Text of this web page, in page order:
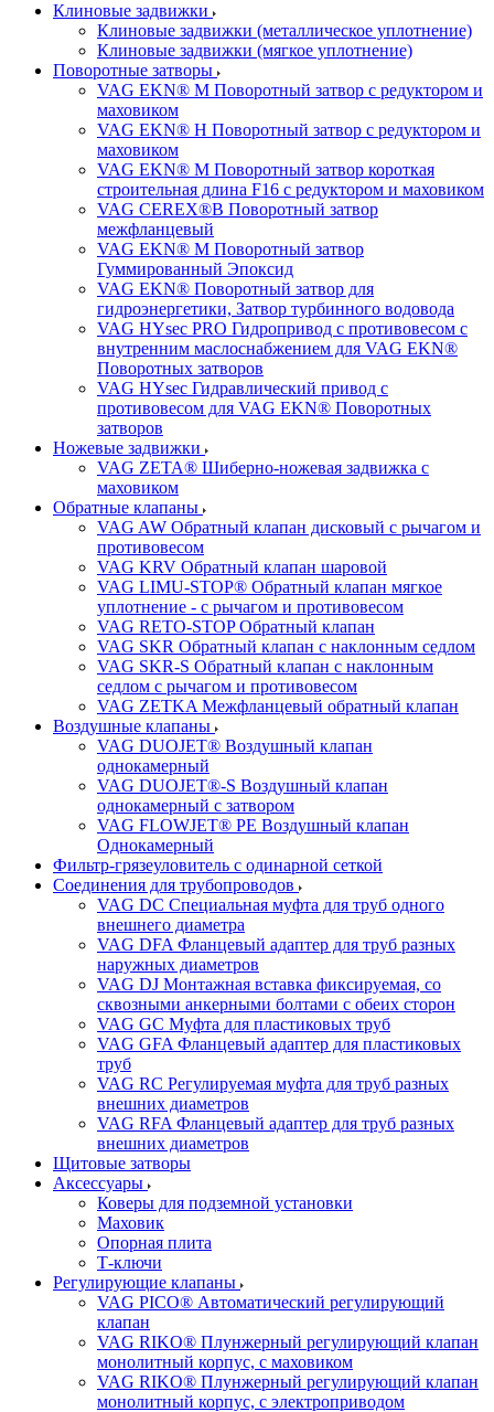
Клиновые задвижки
Клиновые задвижки (металлическое уплотнение)
Клиновые задвижки (мягкое уплотнение)
Поворотные затворы
VAG EKN® M Поворотный затвор с редуктором и
маховиком
VAG EKN® H Поворотный затвор с редуктором и
маховиком
VAG EKN® M Поворотный затвор короткая
строительная длина F16 с редуктором и маховиком
VAG CEREX®B Поворотный затвор
межфланцевый
VAG EKN® M Поворотный затвор
Гуммированный Эпоксид
VAG EKN® Поворотный затвор для
гидроэнергетики, Затвор турбинного водовода
VAG HYsec PRO Гидропривод с противовесом с
внутренним маслоснабжением для VAG EKN®
Поворотных затворов
VAG HYsec Гидравлический привод с
противовесом для VAG EKN® Поворотных
затворов
Ножевые задвижки
VAG ZETA® Шиберно-ножевая задвижка с
маховиком
Обратные клапаны
VAG AW Обратный клапан дисковый с рычагом и
противовесом
VAG KRV Обратный клапан шаровой
VAG LIMU-STOP® Обратный клапан мягкое
уплотнение - с рычагом и противовесом
VAG RETO-STOP Обратный клапан
VAG SKR Обратный клапан с наклонным седлом
VAG SKR-S Обратный клапан с наклонным
седлом с рычагом и противовесом
VAG ZETKA Межфланцевый обратный клапан
Воздушные клапаны
VAG DUOJET® Воздушный клапан
однокамерный
VAG DUOJET®-S Воздушный клапан
однокамерный с затвором
VAG FLOWJET® PE Воздушный клапан
Однокамерный
Фильтр-грязеуловитель с одинарной сеткой
Соединения для трубопроводов
VAG DC Специальная муфта для труб одного
внешнего диаметра
VAG DFA Фланцевый адаптер для труб разных
наружных диаметров
VAG DJ Монтажная вставка фиксируемая, со
сквозными анкерными болтами с обеих сторон
VAG GC Муфта для пластиковых труб
VAG GFA Фланцевый адаптер для пластиковых
труб
VAG RC Регулируемая муфта для труб разных
внешних диаметров
VAG RFA Фланцевый адаптер для труб разных
внешних диаметров
Щитовые затворы
Аксессуары
Коверы для подземной установки
Маховик
Опорная плита
Т-ключи
Регулирующие клапаны
VAG PICO® Автоматический регулирующий
клапан
VAG RIKO® Плунжерный регулирующий клапан
монолитный корпус, с маховиком
VAG RIKO® Плунжерный регулирующий клапан
монолитный корпус, с электроприводом